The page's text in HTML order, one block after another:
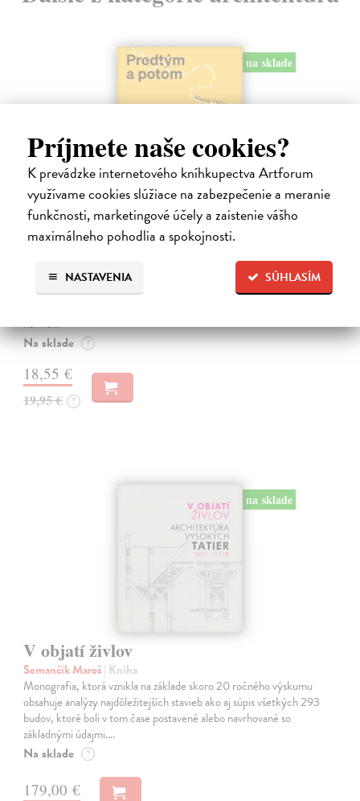
Príjmete naše cookies?
K prevádzke internetového kníhkupectva Artforum
využívame cookies slúžiace na zabezpečenie a meranie
funkčnosti, marketingové účely a zaistenie vášho
maximálneho pohodlia a spokojnosti.
SÚHLASÍM
NASTAVENIA
na sklade
Predtým a potom
Predtým tu bola vízia skupiny nadšencov, ktorí chceli premeniť
hlavné mesto Slovenska na modernú európsku metropolu. Dnes je tu
naivné…
Na sklade ?
18,55 €
19,95 € ?
na sklade
V objatí živlov
Semančík Maroš| Kniha
Monografia, ktorá vznikla na základe skoro 20 ročného výskumu
obsahuje analýzy najdôležitejších stavieb ako aj súpis všetkých 293
budov, ktoré boli v tom čase postavené alebo navrhované so
základnými údajmi.…
Na sklade ?
179,00 €